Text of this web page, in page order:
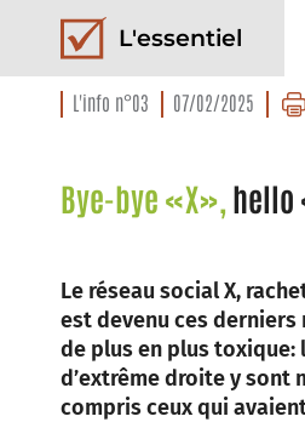
L'essentiel
L'info n°03 07/02/2025
Bye-bye «X», hello
Le réseau social X,
est devenu ces derniers
de plus en plus toxique:
d’extrême droite y sont
compris ceux qui